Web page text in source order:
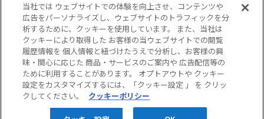
リンク
当サイトの表示価格は個別に税込・税抜等の
記載がない場合は「税込価格」です。
当社では ウェブサイトでの体験を向上させ、コンテンツや
広告をパーソナライズし、ウェブサイトのトラフィックを分
析するために、クッキーを使用しています。 また、当社は
クッキーにより取得した お客様の当ウェブサイトでの閲覧
履歴情報を 個人情報と紐づけたうえで分析し、お客様の興
味・関心に応じた 商品・サービスのご案内や 広告配信等の
ために利用することがあります。 オプトアウトや クッキー
設定をカスタマイズするには、「クッキー設定 」 を クリッ
クしてください。
クッキーポリシー